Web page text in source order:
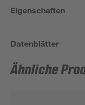
Eigenschaften
Datenblätter
Ähnliche